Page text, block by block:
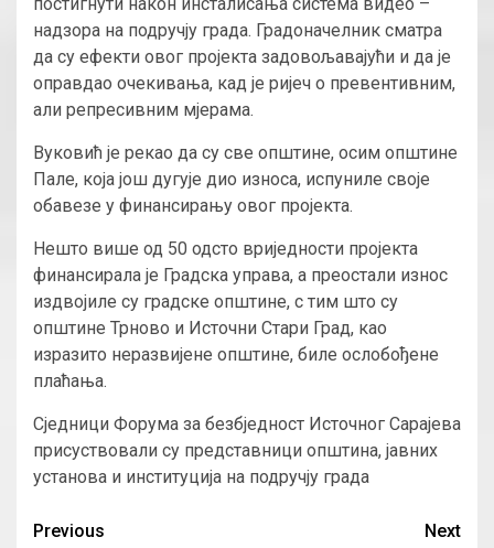
надзора на подручју града. Градоначелник сматра
да су ефекти овог пројекта задовољавајући и да је
оправдао очекивања, кад је ријеч о превентивним,
али репресивним мјерама.
Вуковић је рекао да су све општине, осим општине
Пале, која још дугује дио износа, испуниле своје
обавезе у финансирању овог пројекта.
Нешто више од 50 одсто вриједности пројекта
финансирала је Градска управа, а преостали износ
издвојиле су градске општине, с тим што су
општине Трново и Источни Стари Град, као
изразито неразвијене општине, биле ослобођене
плаћања.
Сједници Форума за безбједност Источног Сарајева
присуствовали су представници општина, јавних
установа и институција на подручју града
Continue
Previous
Next